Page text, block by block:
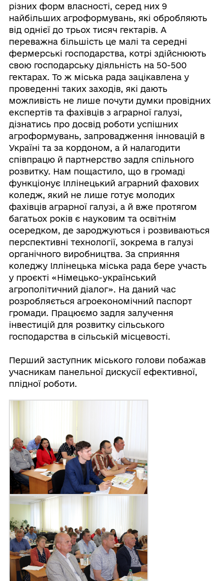
різних форм власності, серед них 9
найбільших агроформувань, які обробляють
від однієї до трьох тисяч гектарів. А
переважна більшість це малі та середні
фермерські господарства, котрі здійснюють
свою господарську діяльність на 50-500
гектарах. То ж міська рада зацікавлена у
проведенні таких заходів, які дають
можливість не лише почути думки провідних
експертів та фахівців з аграрної галузі,
дізнатись про досвід роботи успішних
агроформувань, запровадження інновацій в
Україні та за кордоном, а й налагодити
співпрацю й партнерство задля спільного
розвитку. Нам пощастило, що в громаді
функціонує Іллінецький аграрний фахових
коледж, який не лише готує молодих
фахівців аграрної галузі, а й вже протягом
багатьох років є науковим та освітнім
осередком, де зароджуються і розвиваються
перспективні технології, зокрема в галузі
органічного виробництва. За сприяння
коледжу Іллінецька міська рада бере участь
у проєкті «Німецько-український
агрополітичний діалог». На даний час
розробляється агроекономічний паспорт
громади. Працюємо задля залучення
інвестицій для розвитку сільського
господарства в сільській місцевості.
Перший заступник міського голови побажав
учасникам панельної дискусії ефективної,
плідної роботи.